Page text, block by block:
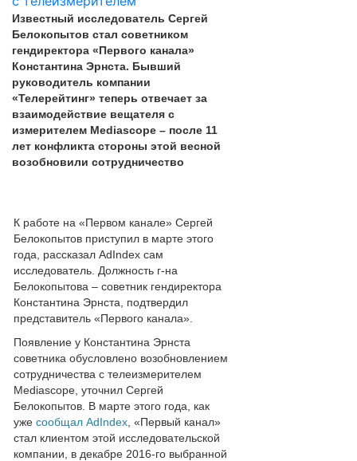
Известный исследователь Сергей
Белокопытов стал советником
гендиректора «Первого канала»
Константина Эрнста. Бывший
руководитель компании
«Телерейтинг» теперь отвечает за
взаимодействие вещателя с
измерителем Mediascope – после 11
лет конфликта стороны этой весной
возобновили сотрудничество
К работе на «Первом канале» Сергей
Белокопытов приступил в марте этого
года, рассказал AdIndex сам
исследователь. Должность г-на
Белокопытова – советник гендиректора
Константина Эрнста, подтвердил
представитель «Первого канала».
Появление у Константина Эрнста
советника обусловлено возобновлением
сотрудничества с телеизмерителем
Mediascope, уточнил Сергей
Белокопытов. В марте этого года, как
уже сообщал AdIndex , «Первый канал»
стал клиентом этой исследовательской
компании, в декабре 2016-го выбранной